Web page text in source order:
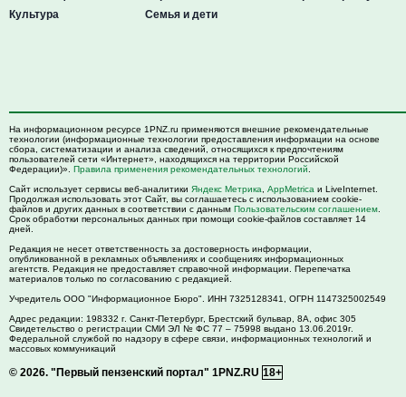
Культура
Семья и дети
На информационном ресурсе 1PNZ.ru применяются внешние рекомендательные
технологии (информационные технологии предоставления информации на основе
сбора, систематизации и анализа сведений, относящихся к предпочтениям
пользователей сети «Интернет», находящихся на территории Российской
Федерации)». Правила применения рекомендательных технологий
Сайт использует сервисы веб-аналитики Яндекс Метрика AppMetrica и LiveInternet.
Продолжая использовать этот Сайт, вы соглашаетесь с использованием cookie-
файлов и других данных в соответствии с данным Пользовательским соглашением
Срок обработки персональных данных при помощи cookie-файлов составляет 14
дней.
Редакция не несет ответственность за достоверность информации,
опубликованной в рекламных объявлениях и сообщениях информационных
агентств. Редакция не предоставляет справочной информации. Перепечатка
материалов только по согласованию с редакцией.
Учредитель ООО "Информационное Бюро". ИНН 7325128341, ОГРН 1147325002549
Адрес редакции: 198332 г. Санкт-Петербург, Брестский бульвар, 8А, офис 305
Свидетельство о регистрации СМИ ЭЛ № ФС 77 – 75998 выдано 13.06.2019г.
Федеральной службой по надзору в сфере связи, информационных технологий и
массовых коммуникаций
© 2026. "Первый пензенский портал" 1PNZ.RU 18+